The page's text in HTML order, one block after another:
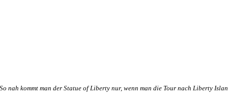
So nah kommt man der Statue of Liberty nur, wenn man die Tour nach Liberty